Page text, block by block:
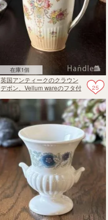
在庫1個
25
英国アンティークのクラウン
デボン、Vellum wareのフタ付